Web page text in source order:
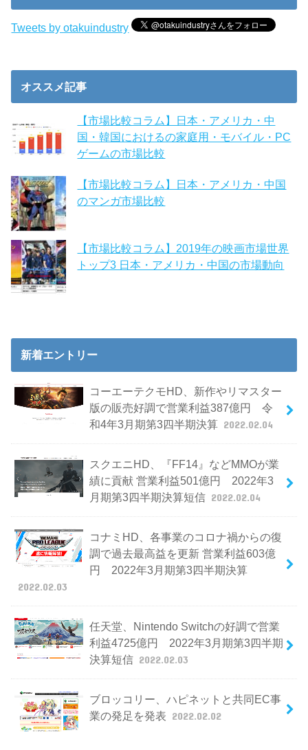
Tweets by otakuindustry
オススメ記事
【市場比較コラム】日本・アメリカ・中
国・韓国におけるの家庭用・モバイル・PC
ゲームの市場比較
【市場比較コラム】日本・アメリカ・中国
のマンガ市場比較
【市場比較コラム】2019年の映画市場世界
トップ3 日本・アメリカ・中国の市場動向
新着エントリー
コーエーテクモHD、新作やリマスター
版の販売好調で営業利益387億円 令
和4年3月期第3四半期決算 2022.02.04
スクエニHD、『FF14』などMMOが業
績に貢献 営業利益501億円 2022年3
月期第3四半期決算短信 2022.02.04
コナミHD、各事業のコロナ禍からの復
調で過去最高益を更新 営業利益603億
円 2022年3月期第3四半期決算
2022.02.03
任天堂、Nintendo Switchの好調で営業
利益4725億円 2022年3月期第3四半期
決算短信 2022.02.03
ブロッコリー、ハピネットと共同EC事
業の発足を発表 2022.02.02